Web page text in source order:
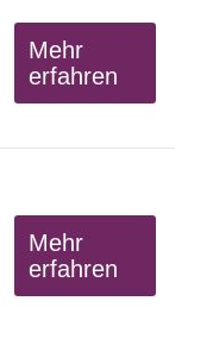
Mehr
erfahren
Mehr
erfahren